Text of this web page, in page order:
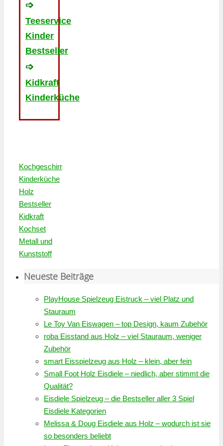
➩
Teeservice
Kinder
Bestseller
➩
Kidkraft
Kinderküche
Kochgeschirr
Kinderküche
Holz
Bestseller
Kidkraft
Kochset
Metall und
Kunststoff
Neueste Beiträge
PlayHouse Spielzeug Eistruck – viel Platz und
Stauraum
Le Toy Van Eiswagen – top Design, kaum Zubehör
roba Eisstand aus Holz – viel Stauraum, weniger
Zubehör
smart Eisspielzeug aus Holz – klein, aber fein
Small Foot Holz Eisdiele – niedlich, aber stimmt die
Qualität?
Eisdiele Spielzeug – die Bestseller aller 3 Spiel
Eisdiele Kategorien
Melissa & Doug Eisdiele aus Holz – wodurch ist sie
so besonders beliebt